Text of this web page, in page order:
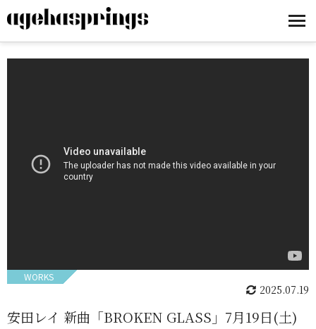
WORKS
2025.07.19
安田レイ 新曲「BROKEN GLASS」7月19日(土)